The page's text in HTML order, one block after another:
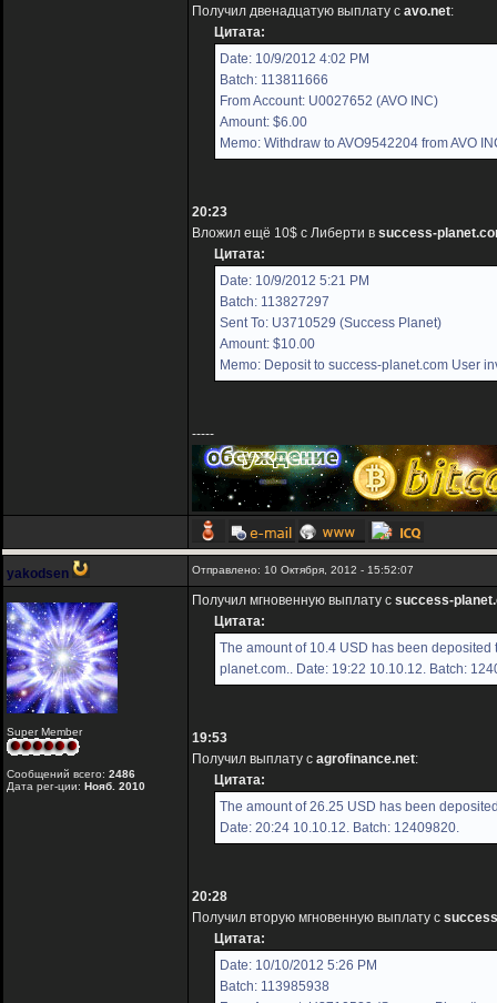
Получил двенадцатую выплату с avo.net:
Цитата:
Date: 10/9/2012 4:02 PM
Batch: 113811666
From Account: U0027652 (AVO INC)
Amount: $6.00
Memo: Withdraw to AVO9542204 from AVO
20:23
Вложил ещё 10$ с Либерти в success-
Цитата:
Date: 10/9/2012 5:21 PM
Batch: 113827297
Sent To: U3710529 (Success Planet)
Amount: $10.00
Memo: Deposit to success-planet.com User
-----
yakodsen Отправлено: 10 Октября, 2012 - 15:52:07
Super Member
Сообщений всего: 2486
Дата рег-ции: Нояб. 2010
Получил мгновенную выплату с success-
Цитата:
The amount of 10.4 USD has been
planet.com.. Date: 19:22 10.10.12. Batch:
19:53
Получил выплату с agrofinance.net:
Цитата:
The amount of 26.25 USD has been
Date: 20:24 10.10.12. Batch: 12409820.
20:28
Получил вторую мгновенную выплату с
Цитата:
Date: 10/10/2012 5:26 PM
Batch: 113985938